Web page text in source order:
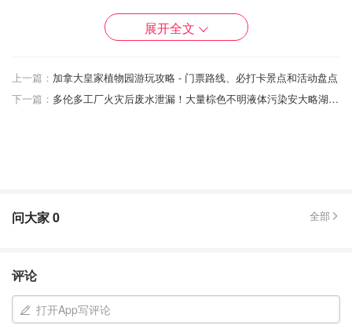
图片来自@gotransit，版权属原作者
GO Transit 地图显示了7条火车线路，全部从多伦多联合车
红色线 Lakeshore East
展开全文
上一篇： 加拿大皇家植物园游玩攻略 - 门票路线、必打卡景点和活动盘点
下一篇：
多伦多工厂火灾后废水泄漏！大量棕色不明液体污染安大略湖致大量野生动物死亡！
问大家0 全部
评论
打开App写评论